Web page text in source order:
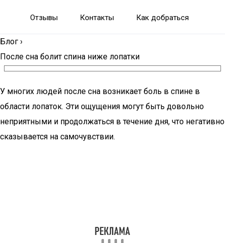
Отзывы Контакты Как добраться
Блог ›
После сна болит спина ниже лопатки
У многих людей после сна возникает боль в спине в
области лопаток. Эти ощущения могут быть довольно
неприятными и продолжаться в течение дня, что негативно
сказывается на самочувствии.